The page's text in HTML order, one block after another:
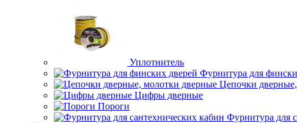
Уплотнитель
Фурнитура для
Цепочки
Цифры дверные
Пороги
Фурнитура для